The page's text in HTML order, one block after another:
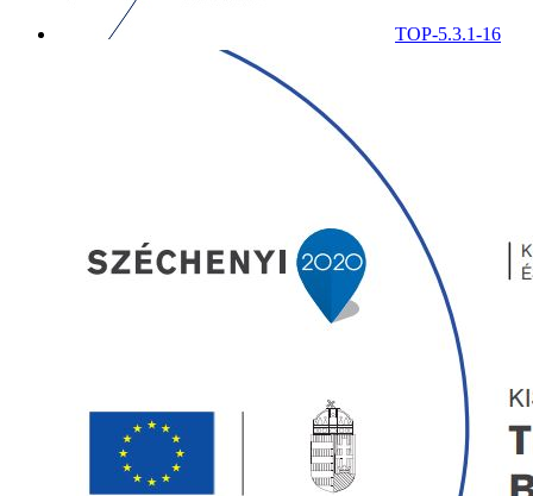
TOP-5.3.1-16